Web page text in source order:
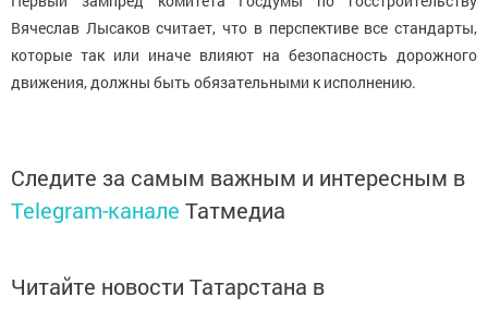
Вячеслав Лысаков считает, что в перспективе все стандарты,
которые так или иначе влияют на безопасность дорожного
движения, должны быть обязательными к исполнению.
Следите за самым важным и интересным в
Telegram-канале Татмедиа
Читайте новости Татарстана в